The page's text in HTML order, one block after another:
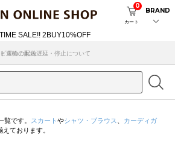
カート
0
BRAND
運輸の配送遅延・停止について
スのご案内
覧です。 スカート やシャツ・ブラウス
カーディガ
ております。